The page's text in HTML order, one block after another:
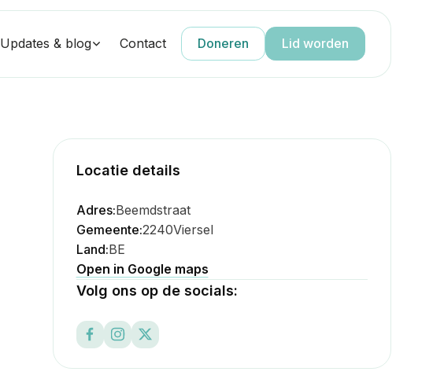
Updates & blog Contact Doneren Lid worden
Locatie details
Adres:Beemdstraat
Gemeente:2240Viersel
Land:BE
Open in Google maps
Volg ons op de socials: